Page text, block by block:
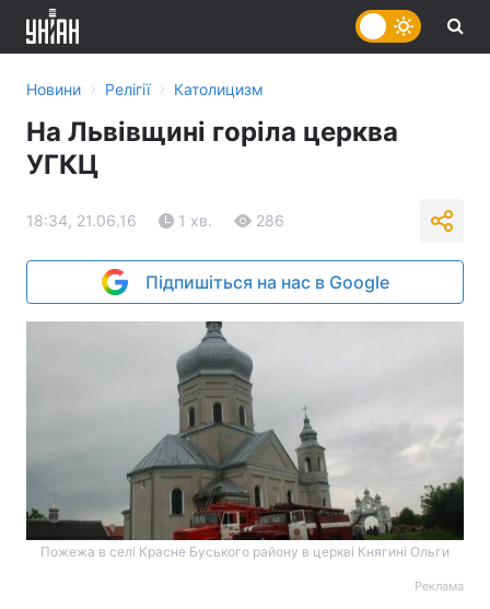
Новини › Релігії › Католицизм
На Львівщині горіла церква
УГКЦ
18:34, 21.06.16 1 хв. 286
Підпишіться на нас в Google
Пожежа в селі Красне Буського району в церкві Княгині Ольги
Реклама